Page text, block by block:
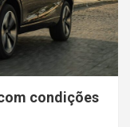
condições